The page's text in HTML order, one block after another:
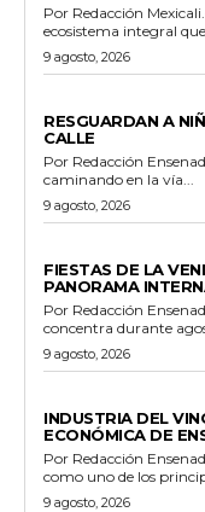
Por Redacción Mexicali.- Con el objetivo de construir un
ecosistema integral
9 agosto, 2026
RESGUARDAN A
CALLE
Por Redacción Ensenada.- La presencia de un niño de dos años
caminando en la vía...
9 agosto, 2026
FIESTAS DE LA
PANORAMA
Por Redacción Ensenada.- El inicio de las Fiestas de la Vendimia
concentra durante
9 agosto, 2026
INDUSTRIA DEL
ECONÓMICA DE
Por Redacción Ensenada.- La industria del vino se ha consolidado
como uno de los
9 agosto, 2026